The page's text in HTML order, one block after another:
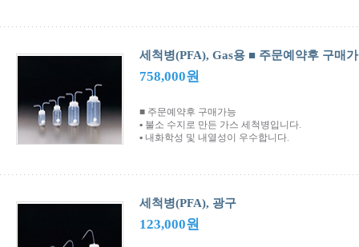
세척병(PFA), Gas용 ■ 주문예약후 구매
758,000원
■ 주문예약후 구매가능
▪ 불소 수지로 만든 가스 세척병입니다.
▪ 내화학성 및 내열성이 우수합니다.
세척병(PFA), 광구
123,000원